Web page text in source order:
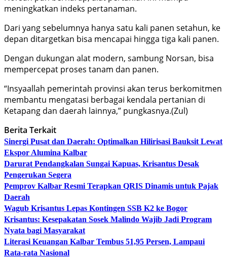
meningkatkan indeks pertanaman.
Dari yang sebelumnya hanya satu kali panen setahun, ke
depan ditargetkan bisa mencapai hingga tiga kali panen.
Dengan dukungan alat modern, sambung Norsan, bisa
mempercepat proses tanam dan panen.
“Insyaallah pemerintah provinsi akan terus berkomitmen
membantu mengatasi berbagai kendala pertanian di
Ketapang dan daerah lainnya,” pungkasnya.(Zul)
Berita Terkait
Sinergi Pusat dan Daerah: Optimalkan Hilirisasi Bauksit Lewat
Ekspor Alumina Kalbar
Darurat Pendangkalan Sungai Kapuas, Krisantus Desak
Pengerukan Segera
Pemprov Kalbar Resmi Terapkan QRIS Dinamis untuk Pajak
Daerah
Wagub Krisantus Lepas Kontingen SSB K2 ke Bogor
Krisantus: Kesepakatan Sosek Malindo Wajib Jadi Program
Nyata bagi Masyarakat
Literasi Keuangan Kalbar Tembus 51,95 Persen, Lampaui
Rata-rata Nasional